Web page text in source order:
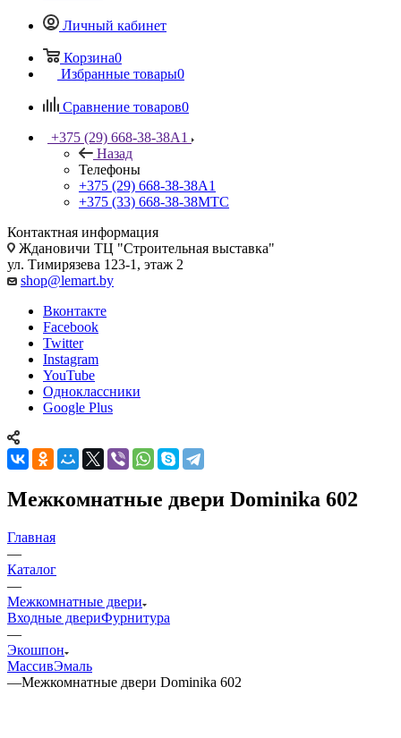
Личный кабинет
Корзина0
Избранные товары0
Сравнение товаров0
+375 (29) 668-38-38A1
Назад
Телефоны
+375 (29) 668-38-38A1
+375 (33) 668-38-38МТС
Контактная информация
Ждановичи ТЦ "Строительная выставка"
ул. Тимирязева 123-1, этаж 2
shop@lemart.by
Вконтакте
Facebook
Twitter
Instagram
YouTube
Одноклассники
Google Plus
Межкомнатные двери Dominika 602
Главная
—
Каталог
—
Межкомнатные двери
Входные двериФурнитура
—
Экошпон
МассивЭмаль
—Межкомнатные двери Dominika 602